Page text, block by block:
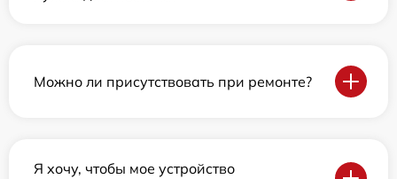
Можно ли присутствовать при ремонте?
Я хочу, чтобы мое устройство